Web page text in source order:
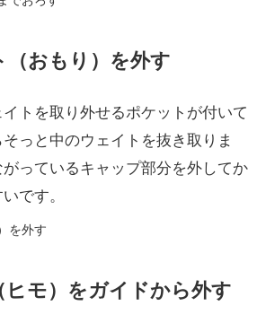
（おもり）を外す
トを取り外せるポケットが付いて
っと中のウェイトを抜き取りま
っているキャップ部分を外してか
です。
ヒモ）をガイドから外す